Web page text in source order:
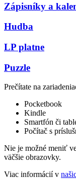
Zápisníky a
Hudba
LP platne
Puzzle
Prečítate na
Pocketbook
Kindle
Smartfón či
Počítač s
Nie je možné meniť
väčšie obrazovky.
Viac informácií v